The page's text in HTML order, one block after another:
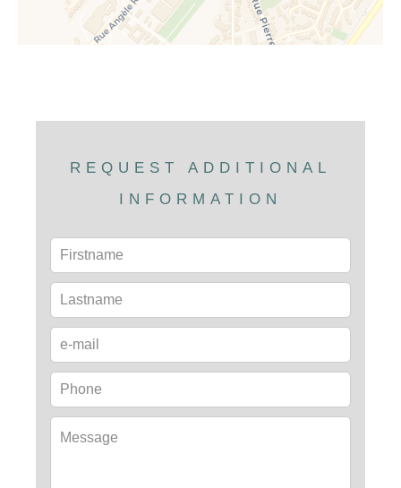
REQUEST ADDITIONAL
INFORMATION